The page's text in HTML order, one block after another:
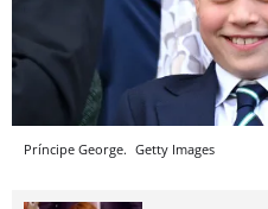
Príncipe George. Getty Images